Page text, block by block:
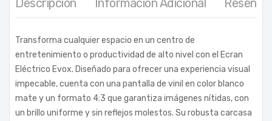
Transforma cualquier espacio en un centro de
entretenimiento o productividad de alto nivel con el Ecran
Eléctrico Evox. Diseñado para ofrecer una experiencia visual
impecable, cuenta con una pantalla de vinil en color blanco
mate y un formato 4:3 que garantiza imágenes nítidas, con
un brillo uniforme y sin reflejos molestos. Su robusta carcasa